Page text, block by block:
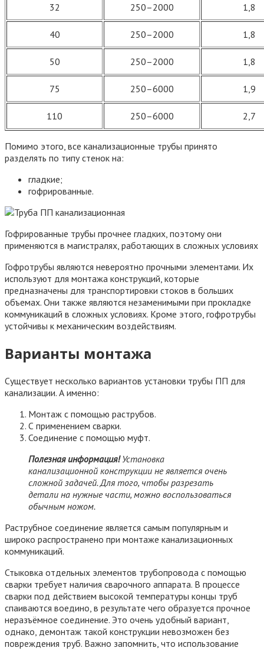
32 250–2000 1,8
40 250–2000 1,8
50 250–2000 1,8
75 250–6000 1,9
110 250–6000 2,7
Помимо этого, все канализационные трубы принято
разделять по типу стенок на:
гладкие;
гофрированные.
Гофрированные трубы прочнее гладких, поэтому они
применяются в магистралях, работающих в сложных условиях
Гофротрубы являются невероятно прочными элементами. Их
используют для монтажа конструкций, которые
предназначены для транспортировки стоков в больших
объемах. Они также являются незаменимыми при прокладке
коммуникаций в сложных условиях. Кроме этого, гофротрубы
устойчивы к механическим воздействиям.
Варианты монтажа
Существует несколько вариантов установки трубы ПП для
канализации. А именно:
Монтаж с помощью раструбов.
С применением сварки.
Соединение с помощью муфт.
Полезная информация!Установка
канализационной конструкции не является очень
сложной задачей. Для того, чтобы разрезать
детали на нужные части, можно воспользоваться
обычным ножом.
Раструбное соединение является самым популярным и
широко распространено при монтаже канализационных
коммуникаций.
Стыковка отдельных элементов трубопровода с помощью
сварки требует наличия сварочного аппарата. В процессе
сварки под действием высокой температуры концы труб
спаиваются воедино, в результате чего образуется прочное
неразъёмное соединение. Это очень удобный вариант,
однако, демонтаж такой конструкции невозможен без
повреждения труб. Важно запомнить, что использование